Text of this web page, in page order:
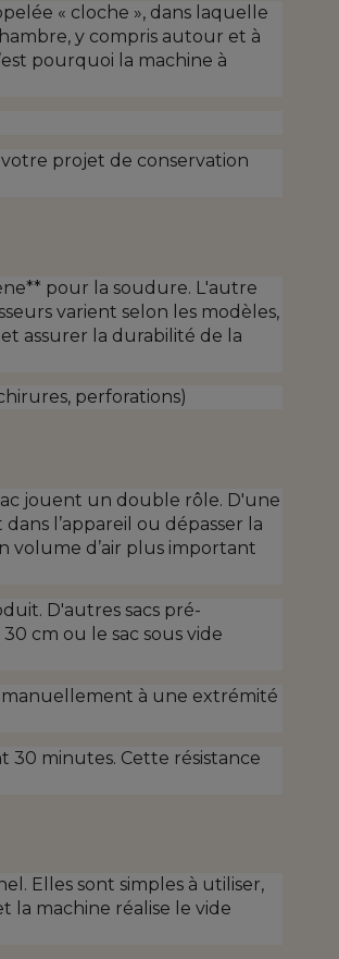
« cloche », dans laquelle
y compris autour et à
pourquoi la machine à
votre projet de conservation
pour la soudure. L'autre
varient selon les modèles,
assurer la durabilité de la
perforations)
jouent un double rôle. D'une
l’appareil ou dépasser la
volume d’air plus important
D'autres sacs pré-
cm ou le sac sous vide
manuellement à une extrémité
30 minutes. Cette résistance
Elles sont simples à utiliser,
la machine réalise le vide